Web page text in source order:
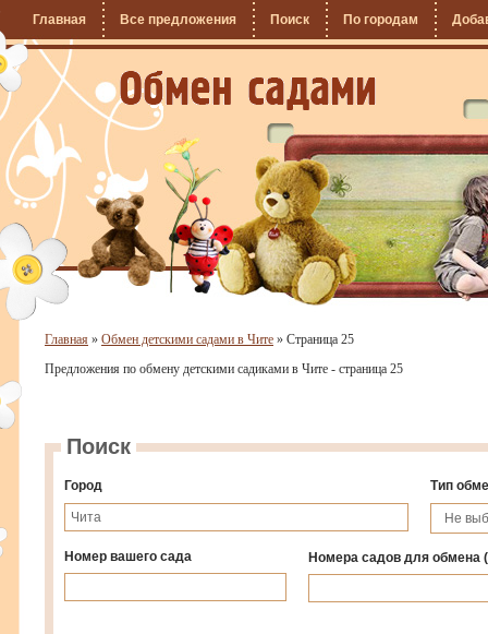
Главная Все предложения Поиск По городам
Главная » Обмен детскими садами в Чите » Страница 25
Предложения по обмену детскими садиками в Чите - страница 25
Поиск
Город Тип
Номер вашего сада Номера садов для обмена(